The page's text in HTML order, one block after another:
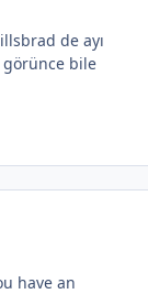
de ayı
görünce bile
have an